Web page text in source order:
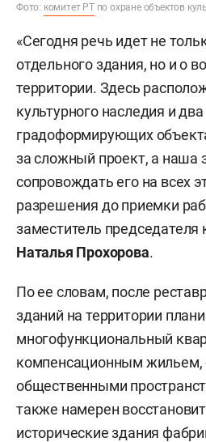
Фото: комитет РТпо охране объектов
«Сегодня речь идет не
отдельного здания, но и о
территории. Здесь
культурного наследия и
градоформирующих
за сложный проект, а наша
сопровождать его на всех
разрешения до приемки
заместитель
Наталья Прохорова.
По ее словам, после
зданий на территории
многофункциональный
компенсационным жильем,
общественными
также намерен
исторические здания